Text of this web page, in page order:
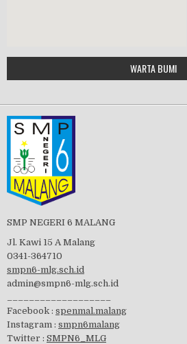
Tes Matrikulasi 2019
visitasi PPK 2019
Google Maps Generator by
embedgooglemap.net
WARTA BUMI
SMP NEGERI 6 MALANG
Jl. Kawi 15 A Malang
0341-364710
smpn6-mlg.sch.id
admin@smpn6-mlg.sch.id
Facebook : spenmal.malang
Instagram : smpn6malang
Twitter : SMPN6_MLG